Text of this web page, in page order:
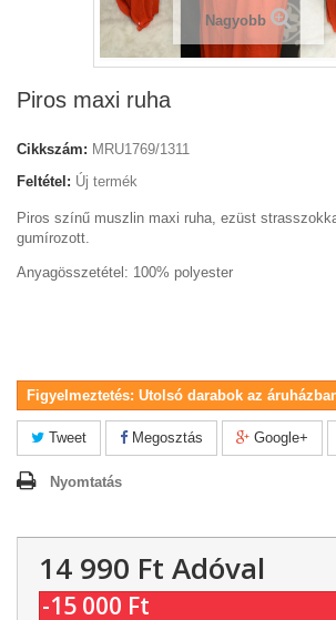
Nagyobb
Piros maxi ruha
Cikkszám: MRU1769/1311
Feltétel: Új termék
Piros színű muszlin maxi ruha, ezüst
gumírozott.
Anyagösszetétel: 100% polyester
Figyelmeztetés: Utolsó darabok az
Tweet Megosztás Google+
Nyomtatás
14 990 Ft‎ Adóval
-15 000 Ft‎